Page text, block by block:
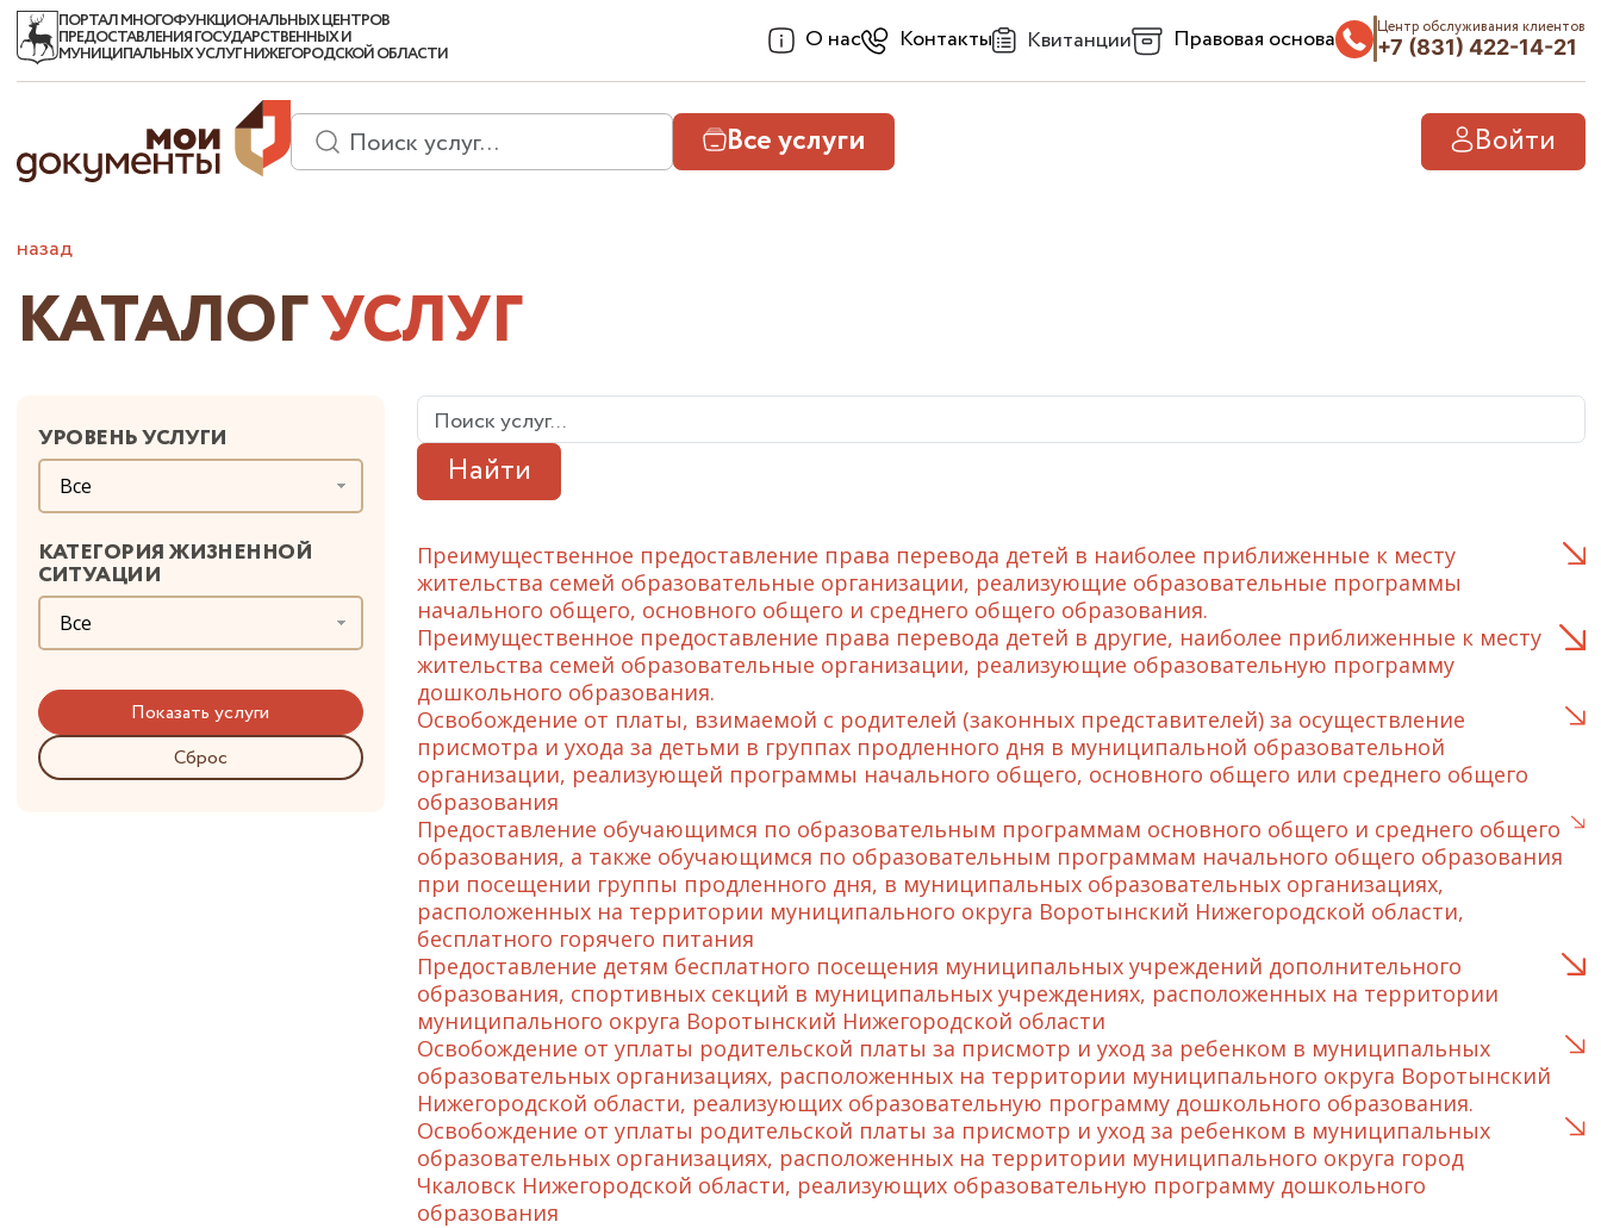
ПОРТАЛ МНОГОФУНКЦИОНАЛЬНЫХ ЦЕНТРОВ
ПРЕДОСТАВЛЕНИЯ ГОСУДАРСТВЕННЫХ И
МУНИЦИПАЛЬНЫХ УСЛУГ НИЖЕГОРОДСКОЙ ОБЛАСТИ О нас Контакты Квитанции Правовая основа Центр обслуживания клиентов
+7 (831) 422-14-21
Все услуги Войти
назад
КАТАЛОГУСЛУГ
УРОВЕНЬ УСЛУГИ
Все
КАТЕГОРИЯ ЖИЗНЕННОЙ
СИТУАЦИИ
Все
Сброс
Найти
Преимущественное предоставление права перевода детей в наиболее приближенные к месту
жительства семей образовательные организации, реализующие образовательные программы
начального общего, основного общего и среднего общего образования.
Преимущественное предоставление права перевода детей в другие, наиболее приближенные к месту
жительства семей образовательные организации, реализующие образовательную программу
дошкольного образования.
Освобождение от платы, взимаемой с родителей (законных представителей) за осуществление
присмотра и ухода за детьми в группах продленного дня в муниципальной образовательной
организации, реализующей программы начального общего, основного общего или среднего общего
образования
Предоставление обучающимся по образовательным программам основного общего и среднего общего
образования, а также обучающимся по образовательным программам начального общего образования
при посещении группы продленного дня, в муниципальных образовательных организациях,
расположенных на территории муниципального округа Воротынский Нижегородской области,
бесплатного горячего питания
Предоставление детям бесплатного посещения муниципальных учреждений дополнительного
образования, спортивных секций в муниципальных учреждениях, расположенных на территории
муниципального округа Воротынский Нижегородской области
Освобождение от уплаты родительской платы за присмотр и уход за ребенком в муниципальных
образовательных организациях, расположенных на территории муниципального округа Воротынский
Нижегородской области, реализующих образовательную программу дошкольного образования.
Освобождение от уплаты родительской платы за присмотр и уход за ребенком в муниципальных
образовательных организациях, расположенных на территории муниципального округа город
Чкаловск Нижегородской области, реализующих образовательную программу дошкольного
образования